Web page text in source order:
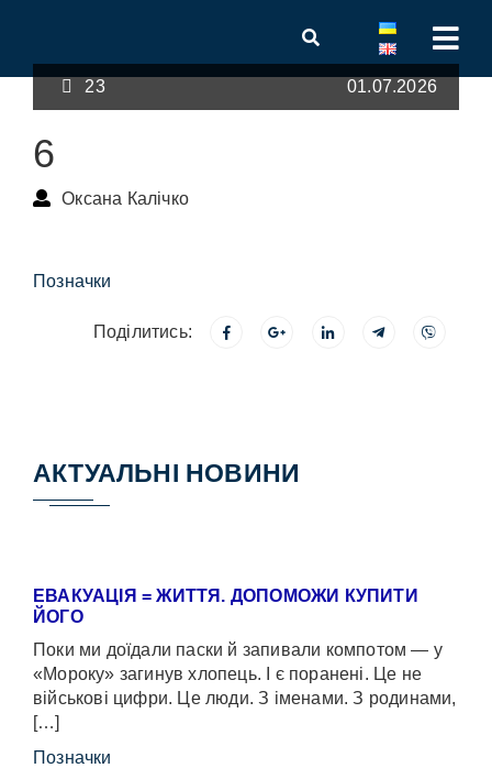
23 01.07.2026
6
Оксана Калічко
Позначки
Поділитись:
АКТУАЛЬНІ НОВИНИ
ЕВАКУАЦІЯ = ЖИТТЯ. ДОПОМОЖИ КУПИТИ
ЙОГО
Поки ми доїдали паски й запивали компотом — у
«Мороку» загинув хлопець. І є поранені. Це не
військові цифри. Це люди. З іменами. З родинами,
[…]
Позначки